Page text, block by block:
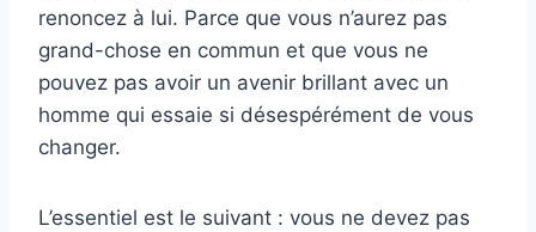
renoncez à lui. Parce que vous n’aurez pas
grand-chose en commun et que vous ne
pouvez pas avoir un avenir brillant avec un
homme qui essaie si désespérément de vous
changer.
L’essentiel est le suivant : vous ne devez pas